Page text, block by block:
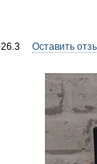
Оставить